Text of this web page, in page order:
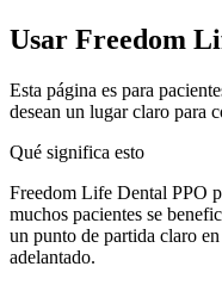
Usar Freedom
Esta página es para
desean un lugar claro para
Qué significa esto
Freedom Life Dental PPO
muchos pacientes se
un punto de partida claro
adelantado.